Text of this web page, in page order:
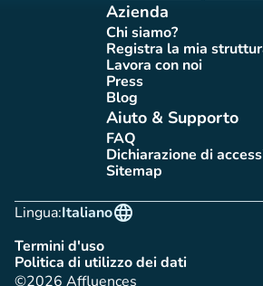
Azienda
Chi siamo?(nuova scheda)
Registra la mia(nuova
Lavora con noi
(nuova scheda)
Press(nuova scheda)
Blog(nuova scheda)
Aiuto & Supporto
FAQ(nuova scheda)
Dichiarazione di(nuova
Sitemap(nuova scheda)
Lingua:
language
Italiano
Termini d'uso(nuova scheda)
Politica di utilizzo dei dati
(nuova scheda)
©2026 Affluences